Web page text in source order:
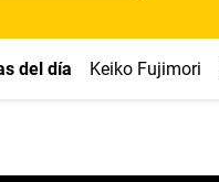
del día Keiko Fujimori